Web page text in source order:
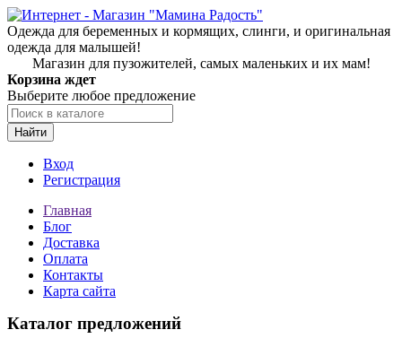
Одежда для беременных и кормящих, слинги, и оригинальная
одежда для малышей!
Магазин для пузожителей, самых маленьких и их мам!
Корзина ждет
Выберите любое предложение
Найти
Вход
Регистрация
Главная
Блог
Доставка
Оплата
Контакты
Карта сайта
Каталог предложений